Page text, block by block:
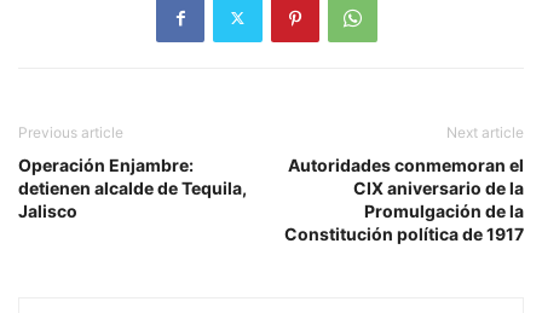
Previous article
Operación Enjambre:
detienen alcalde de Tequila,
Jalisco
Next article
Autoridades conmemoran el
CIX aniversario de la
Promulgación de la
Constitución política de 1917